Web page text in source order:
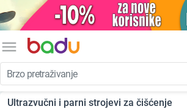
menu
Ultrazvučni i parni strojevi za čišćenje